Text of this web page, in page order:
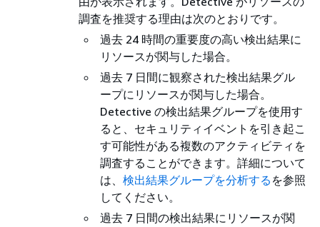
調査を推奨する理由は次のとおりです。
過去 24 時間の重要度の高い検出結果に
リソースが関与した場合。
過去 7 日間に観察された検出結果グル
ープにリソースが関与した場合。
Detective の検出結果グループを使用す
ると、セキュリティイベントを引き起こ
す可能性がある複数のアクティビティを
調査することができます。詳細について
は、 検出結果グループを分析する を参照
してください。
過去 7 日間の検出結果にリソースが関